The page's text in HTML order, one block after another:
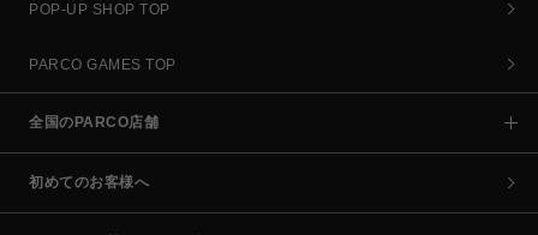
POP-UP SHOP TOP
PARCO GAMES TOP
全国のPARCO店舗
初めてのお客様へ